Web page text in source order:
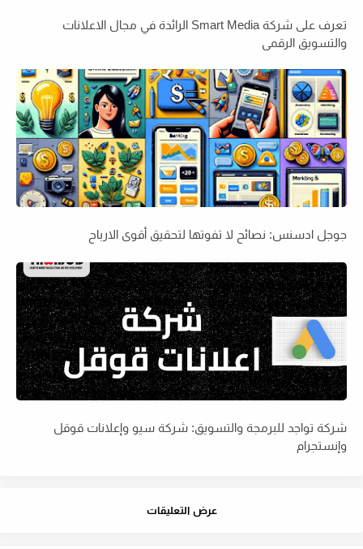
تعرف على شركة Smart Media الرائدة في مجال الاعلانات
والتسويق الرقمي
جوجل ادسنس: نصائح لا تفوتها لتحقيق أقوى الارباح
شركة تواجد للبرمجة والتسويق: شركة سيو وإعلانات قوقل
وإنستجرام
عرض التعليقات